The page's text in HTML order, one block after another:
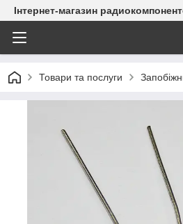
Інтернет-магазин
Товари та послуги